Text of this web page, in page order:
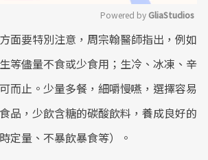
Mute
Powered by GliaStudios
面要特別注意，周宗翰醫師指出，例如
等儘量不食或少食用；生冷、冰凍、辛
而止。少量多餐，細嚼慢嚥，選擇容易
品，少飲含糖的碳酸飲料，養成良好的
定量、不暴飲暴食等）。